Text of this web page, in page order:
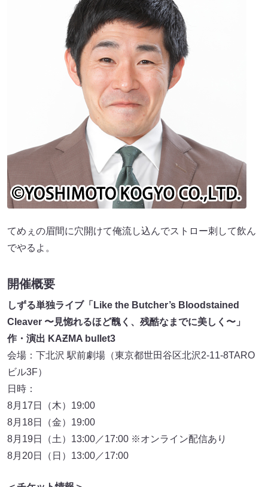
てめぇの眉間に穴開けて俺流し込んでストロー刺して飲ん
でやるよ。
開催概要
しずる単独ライブ「Like the Butcher’s Bloodstained
Cleaver 〜見惚れるほど醜く、残酷なまでに美しく〜」
作・演出 KAƵMA bullet3
会場：下北沢 駅前劇場（東京都世田谷区北沢2-11-8TARO
ビル3F）
日時：
8月17日（木）19:00
8月18日（金）19:00
8月19日（土）13:00／17:00 ※オンライン配信あり
8月20日（日）13:00／17:00